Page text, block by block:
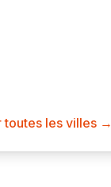
toutes les villes →